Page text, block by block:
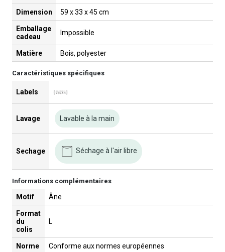
Dimension 59 x 33 x 45 cm
Emballage
cadeau
Impossible
Matière Bois, polyester
Caractéristiques spécifiques
Labels
Lavage Lavable à la main
Sechage Séchage à l'air libre
Informations complémentaires
Motif Âne
Format
du
colis
L
Norme Conforme aux normes européennes